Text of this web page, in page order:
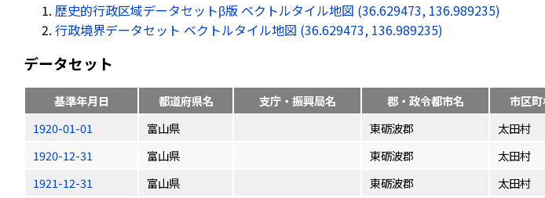
歴史的行政区域データセットβ版 ベクトルタイル地図 (36.629473, 136.989235)
行政境界データセット ベクトルタイル地図 (36.629473, 136.989235)
データセット
基準年月日 都道府県名 支庁・振興局名 郡・政令都市名 市区
1920-01-01
富山県 東砺波郡 太田村
1920-12-31
富山県 東砺波郡 太田村
1921-12-31
富山県 東砺波郡 太田村